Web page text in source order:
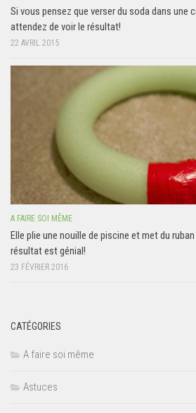
Si vous pensez que verser du soda dans une
attendez de voir le résultat!
22 AVRIL 2015
A FAIRE SOI MÊME
Elle plie une nouille de piscine et met du
résultat est génial!
23 FÉVRIER 2016
CATÉGORIES
A faire soi même
Astuces